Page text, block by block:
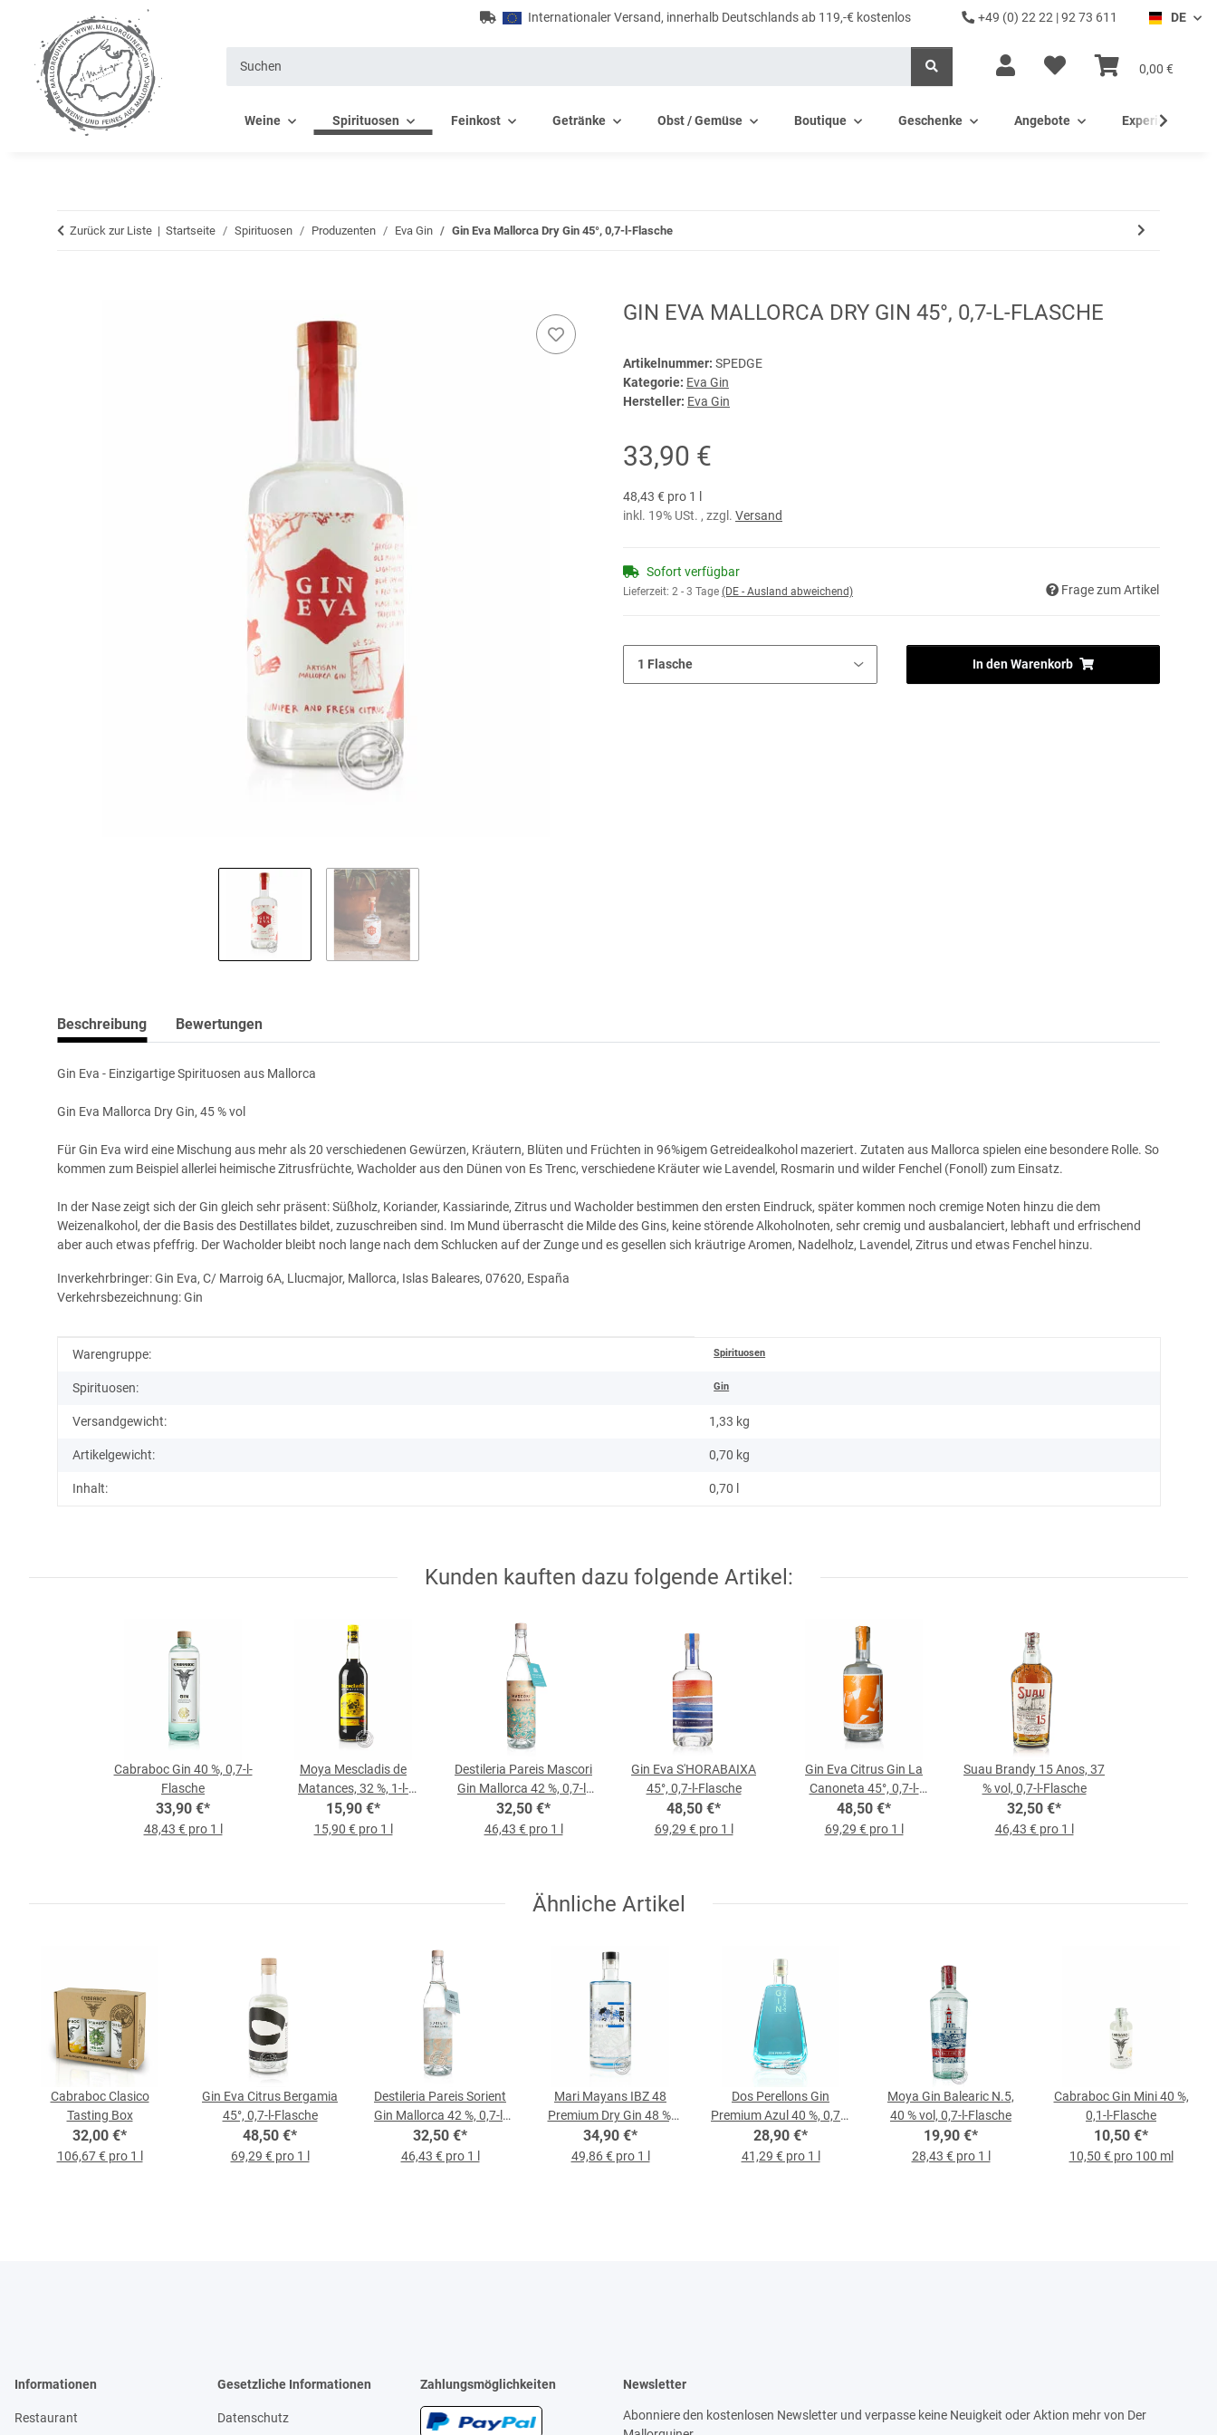
Internationaler Versand, innerhalb Deutschlands ab 119,-€ kostenlos +49 (0) 22 22 | 92 73 611 DE
0,00 €
Weine Spirituosen Feinkost Getränke Obst / Gemüse Boutique Geschenke Angebote Experience -
Zurück zur Liste Startseite Spirituosen Produzenten Eva Gin Gin Eva Mallorca Dry Gin 45°, 0,7-l-Flasche
GIN EVA MALLORCA DRY GIN 45°, 0,7-L-FLASCHE
Artikelnummer: SPEDGE
Kategorie: Eva Gin
Hersteller: Eva Gin
33,90 €
48,43 € pro 1 l
inkl. 19% USt. , zzgl. Versand
Sofort verfügbar
Lieferzeit: 2 - 3 Tage (DE - Ausland abweichend) Frage zum Artikel
In den Warenkorb
Beschreibung Bewertungen
Gin Eva - Einzigartige Spirituosen aus Mallorca
Gin Eva Mallorca Dry Gin, 45 % vol
Für Gin Eva wird eine Mischung aus mehr als 20 verschiedenen Gewürzen, Kräutern, Blüten und Früchten in 96%igem Getreidealkohol mazeriert. Zutaten aus Mallorca spielen eine besondere Rolle. So
kommen zum Beispiel allerlei heimische Zitrusfrüchte, Wacholder aus den Dünen von Es Trenc, verschiedene Kräuter wie Lavendel, Rosmarin und wilder Fenchel (Fonoll) zum Einsatz.
In der Nase zeigt sich der Gin gleich sehr präsent: Süßholz, Koriander, Kassiarinde, Zitrus und Wacholder bestimmen den ersten Eindruck, später kommen noch cremige Noten hinzu die dem
Weizenalkohol, der die Basis des Destillates bildet, zuzuschreiben sind. Im Mund überrascht die Milde des Gins, keine störende Alkoholnoten, sehr cremig und ausbalanciert, lebhaft und erfrischend
aber auch etwas pfeffrig. Der Wacholder bleibt noch lange nach dem Schlucken auf der Zunge und es gesellen sich kräutrige Aromen, Nadelholz, Lavendel, Zitrus und etwas Fenchel hinzu.
Inverkehrbringer:Gin Eva, C/ Marroig 6A, Llucmajor, Mallorca, Islas Baleares, 07620, España
Verkehrsbezeichnung: Gin
Produkteigenschaft
Wert
Warengruppe: Spirituosen
Spirituosen: Gin
Versandgewicht: 1,33 kg
Artikelgewicht: 0,70 kg
Inhalt: 0,70 l
Kunden kauften dazu folgende Artikel:
Cabraboc Gin 40 %, 0,7-l-
Flasche
33,90 €*
48,43 € pro 1 l
Moya Mescladis de
Matances, 32 %, 1-l-
Flasche
15,90 €*
15,90 € pro 1 l
Destileria Pareis Mascori
Gin Mallorca 42 %, 0,7-l-
Flasche
32,50 €*
46,43 € pro 1 l
Gin Eva S'HORABAIXA
45°, 0,7-l-Flasche
48,50 €*
69,29 € pro 1 l
Gin Eva Citrus Gin La
Canoneta 45°, 0,7-l-
Flasche
48,50 €*
69,29 € pro 1 l
Suau Brandy 15 Anos, 37
% vol, 0,7-l-Flasche
32,50 €*
46,43 € pro 1 l
Ähnliche Artikel
Cabraboc Clasico
Tasting Box
32,00 €*
106,67 € pro 1 l
Gin Eva Citrus Bergamia
45°, 0,7-l-Flasche
48,50 €*
69,29 € pro 1 l
Destileria Pareis Sorient
Gin Mallorca 42 %, 0,7-l-
Flasche
32,50 €*
46,43 € pro 1 l
Mari Mayans IBZ 48
Premium Dry Gin 48 %,
0,7-l-Flasche
34,90 €*
49,86 € pro 1 l
Dos Perellons Gin
Premium Azul 40 %, 0,7-l-
Flasche
28,90 €*
41,29 € pro 1 l
Moya Gin Balearic N.5,
40 % vol, 0,7-l-Flasche
19,90 €*
28,43 € pro 1 l
Cabraboc Gin Mini 40 %,
0,1-l-Flasche
10,50 €*
10,50 € pro 100 ml
Informationen
Restaurant
Gesetzliche Informationen
Datenschutz
Zahlungsmöglichkeiten Newsletter
Abonniere den kostenlosen Newsletter und verpasse keine Neuigkeit oder Aktion mehr von Der